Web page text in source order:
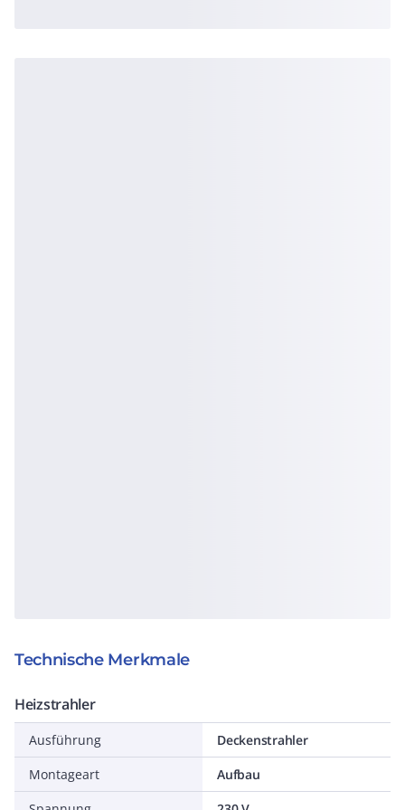
Technische Merkmale
Heizstrahler
Ausführung
Deckenstrahler
Montageart
Aufbau